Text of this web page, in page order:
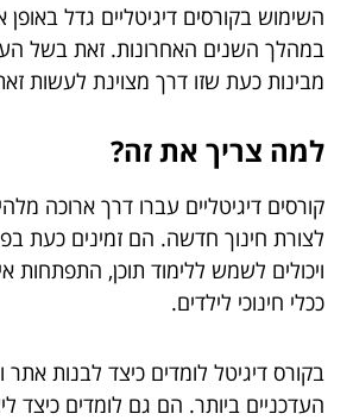
השימוש בקורסים דיגיטליים גדל באופן
במהלך השנים האחרונות. זאת בשל
מבינות כעת שזו דרך מצוינת לעשות
למה צריך את זה?
קורסים דיגיטליים עברו דרך ארוכה
לצורת חינוך חדשה. הם זמינים כעת
ויכולים לשמש ללימוד תוכן, התפתחות
ככלי חינוכי לילדים.
בקורס דיגיטל לומדים כיצד לבנות אתר
העדכניים ביותר. הם גם לומדים כיצד